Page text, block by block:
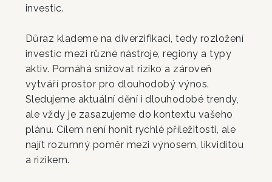
investic.
Důraz klademe na diverzifikaci, tedy rozložení
investic mezi různé nástroje, regiony a typy
aktiv. Pomáhá snižovat riziko a zároveň
vytváří prostor pro dlouhodobý výnos.
Sledujeme aktuální dění i dlouhodobé trendy,
ale vždy je zasazujeme do kontextu vašeho
plánu. Cílem není honit rychlé příležitosti, ale
najít rozumný poměr mezi výnosem, likviditou
a rizikem.